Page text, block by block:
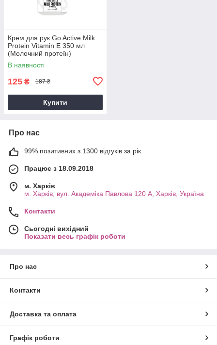
Крем для рук Go Active Milk
Protein Vitamin E 350 мл
(Молочний протеїн)
В наявності
125 ₴ 187 ₴
Купити
Про нас
99% позитивних з 1300 відгуків за рік
Працює з 18.09.2018
м. Харків
м. Харків, вул. Академіка Павлова 120 А, Харків, Україна
Контакти
Сьогодні вихідний
Показати весь графік роботи
Про нас
Контакти
Доставка та оплата
Графік роботи